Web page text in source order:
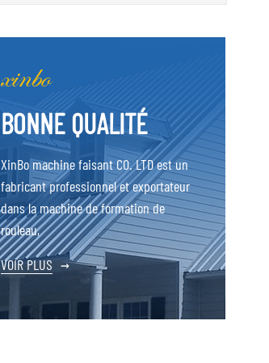
BONNE QUALITÉ
XinBo machine faisant CO. LTD est un
fabricant professionnel et exportateur
dans la machine de formation de
rouleau,
VOIR PLUS →